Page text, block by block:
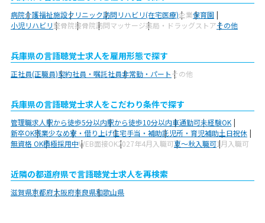
病院介護福祉施設クリニック訪問リハビリ(在宅医療)企業保育園
小児リハビリ整骨院接骨院訪問マッサージ薬局・ドラッグストアその他
兵庫県の言語聴覚士求人を雇用形態で探す
正社員(正職員)契約社員・嘱託社員非常勤・パートその他
兵庫県の言語聴覚士求人をこだわり条件で探す
管理職求人駅から徒歩5分以内駅から徒歩10分以内車通勤可未経験OK
新卒OK残業少なめ寮・借り上げ住宅手当・補助託児所・育児補助土日祝休
無資格 OK積極採用中WEB面接OK2027年4月入職可夏～秋入職可1月入職可
近隣の都道府県で言語聴覚士求人を再検索
滋賀県京都府大阪府奈良県和歌山県